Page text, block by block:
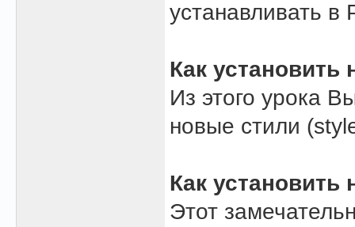
устанавливать
Как
Из этого урока
новые стили
Как
Этот